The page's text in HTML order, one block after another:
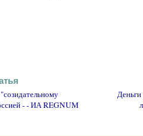
- - ИА REGNUM